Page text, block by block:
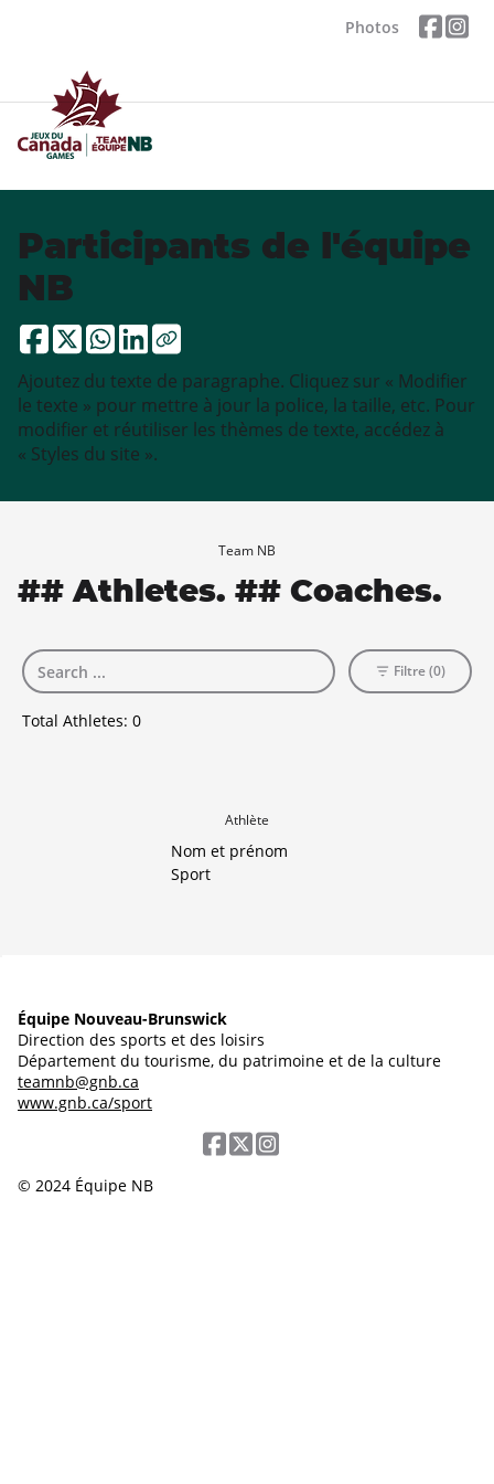
Photos
Participants de l'équipe
NB
Ajoutez du texte de paragraphe. Cliquez sur « Modifier
le texte » pour mettre à jour la police, la taille, etc. Pour
modifier et réutiliser les thèmes de texte, accédez à
« Styles du site ».
Team NB
## Athletes. ## Coaches.
Total Athletes: 0
Filtre (0)
Athlète
Nom et prénom
Sport
Équipe Nouveau-Brunswick
Direction des sports et des loisirs
Département du tourisme, du patrimoine et de la culture
teamnb@gnb.ca
www.gnb.ca/sport
© 2024 Équipe NB